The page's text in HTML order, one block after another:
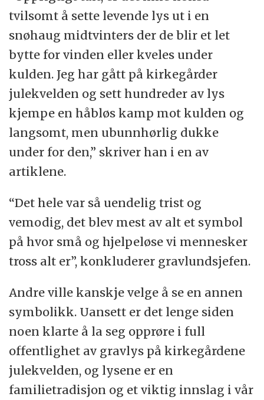
tvilsomt å sette levende lys ut i en
snøhaug midtvinters der de blir et let
bytte for vinden eller kveles under
kulden. Jeg har gått på kirkegårder
julekvelden og sett hundreder av lys
kjempe en håbløs kamp mot kulden og
langsomt, men ubunnhørlig dukke
under for den,” skriver han i en av
artiklene.
“Det hele var så uendelig trist og
vemodig, det blev mest av alt et symbol
på hvor små og hjelpeløse vi mennesker
tross alt er”, konkluderer gravlundsjefen.
Andre ville kanskje velge å se en annen
symbolikk. Uansett er det lenge siden
noen klarte å la seg opprøre i full
offentlighet av gravlys på kirkegårdene
julekvelden, og lysene er en
familietradisjon og et viktig innslag i vår